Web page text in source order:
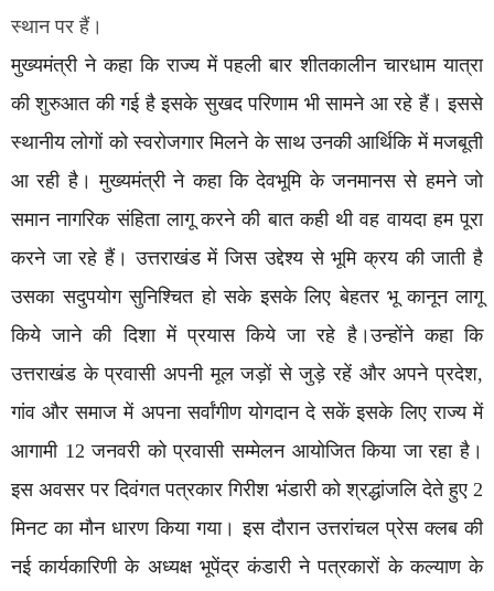
स्थान पर हैं।
मुख्यमंत्री ने कहा कि राज्य में पहली बार शीतकालीन चारधाम यात्रा
की शुरुआत की गई है इसके सुखद परिणाम भी सामने आ रहे हैं। इससे
स्थानीय लोगों को स्वरोजगार मिलने के साथ उनकी आर्थिकि में मजबूती
आ रही है। मुख्यमंत्री ने कहा कि देवभूमि के जनमानस से हमने जो
समान नागरिक संहिता लागू करने की बात कही थी वह वायदा हम पूरा
करने जा रहे हैं। उत्तराखंड में जिस उद्देश्य से भूमि क्रय की जाती है
उसका सदुपयोग सुनिश्चित हो सके इसके लिए बेहतर भू कानून लागू
किये जाने की दिशा में प्रयास किये जा रहे है।उन्होंने कहा कि
उत्तराखंड के प्रवासी अपनी मूल जड़ों से जुड़े रहें और अपने प्रदेश,
गांव और समाज में अपना सर्वांगीण योगदान दे सकें इसके लिए राज्य में
आगामी 12 जनवरी को प्रवासी सम्मेलन आयोजित किया जा रहा है।
इस अवसर पर दिवंगत पत्रकार गिरीश भंडारी को श्रद्धांजलि देते हुए 2
मिनट का मौन धारण किया गया। इस दौरान उत्तरांचल प्रेस क्लब की
नई कार्यकारिणी के अध्यक्ष भूपेंद्र कंडारी ने पत्रकारों के कल्याण के